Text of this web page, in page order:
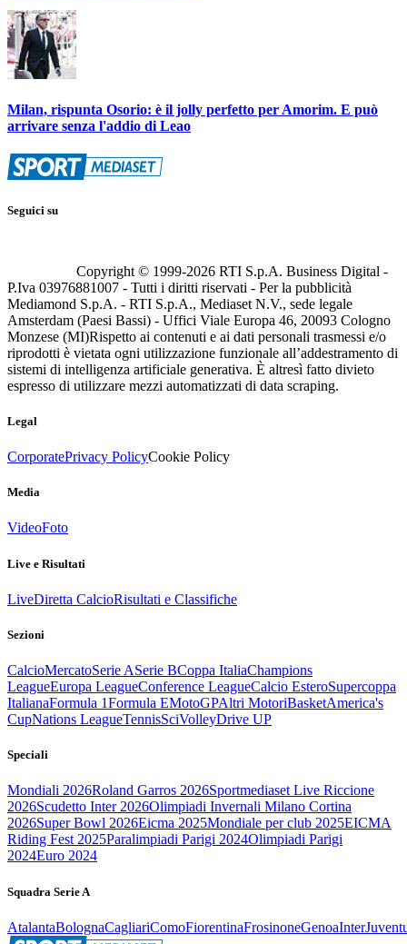
Milan, rispunta Osorio: è il jolly perfetto per Amorim. E può
arrivare senza l'addio di Leao
Seguici su
Copyright © 1999-2026 RTI S.p.A. Business Digital -
P.Iva 03976881007 - Tutti i diritti riservati - Per la pubblicità
Mediamond S.p.A. - RTI S.p.A., Mediaset N.V., sede legale
Amsterdam (Paesi Bassi) - Uffici Viale Europa 46, 20093 Cologno
Monzese (MI)Rispetto ai contenuti e ai dati personali trasmessi e/o
riprodotti è vietata ogni utilizzazione funzionale all’addestramento di
sistemi di intelligenza artificiale generativa. È altresì fatto divieto
espresso di utilizzare mezzi automatizzati di data scraping.
Legal
CorporatePrivacy PolicyCookie Policy
Media
VideoFoto
Live e Risultati
LiveDiretta CalcioRisultati e Classifiche
Sezioni
CalcioMercatoSerie ASerie BCoppa ItaliaChampions
LeagueEuropa LeagueConference LeagueCalcio EsteroSupercoppa
ItalianaFormula 1Formula EMotoGPAltri MotoriBasketAmerica's
CupNations LeagueTennisSciVolleyDrive UP
Speciali
Mondiali 2026Roland Garros 2026Sportmediaset Live Riccione
2026Scudetto Inter 2026Olimpiadi Invernali Milano Cortina
2026Super Bowl 2026Eicma 2025Mondiale per club 2025EICMA
Riding Fest 2025Paralimpiadi Parigi 2024Olimpiadi Parigi
2024Euro 2024
Squadra Serie A
AtalantaBolognaCagliariComoFiorentinaFrosinoneGenoaInter